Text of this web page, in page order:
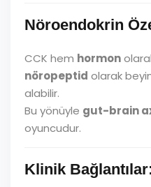
Nöroendokrin
CCK hem hormon
nöropeptid olarak
alabilir.
Bu yönüyle gut-brain
oyuncudur.
Klinik